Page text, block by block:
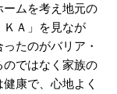
ームを考え地元の
Ａ」を見なが
たのがバリア・
ではなく家族の
康で、心地よく